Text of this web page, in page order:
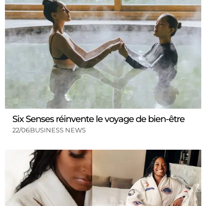
Six Senses réinvente le voyage de bien-être
22/06BUSINESS NEWS